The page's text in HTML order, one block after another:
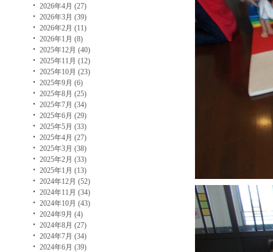
2026年4月 (27)
2026年3月 (39)
2026年2月 (11)
2026年1月 (8)
2025年12月 (40)
2025年11月 (12)
2025年10月 (23)
2025年9月 (6)
2025年8月 (25)
2025年7月 (34)
2025年6月 (29)
2025年5月 (33)
2025年4月 (27)
2025年3月 (38)
2025年2月 (33)
2025年1月 (13)
2024年12月 (52)
2024年11月 (34)
2024年10月 (43)
2024年9月 (4)
2024年8月 (27)
2024年7月 (34)
2024年6月 (39)